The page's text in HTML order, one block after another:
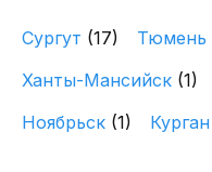
Сургут (17) Тюмень
Ханты-Мансийск (1)
Ноябрьск (1) Курган